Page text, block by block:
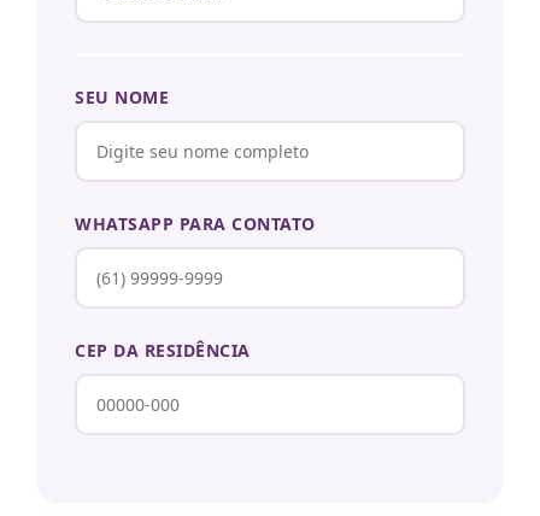
SEU NOME
WHATSAPP PARA CONTATO
CEP DA RESIDÊNCIA